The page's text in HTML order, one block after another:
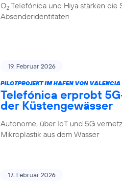
O2 Telefónica und Hiya stärken
Absenderidentitäten
19. Februar 2026
PILOTPROJEKT IM HAFEN VON VALENCIA
Telefónica erprobt
der Küstengewässer
Autonome, über IoT und 5G
Mikroplastik aus dem Wasser
17. Februar 2026